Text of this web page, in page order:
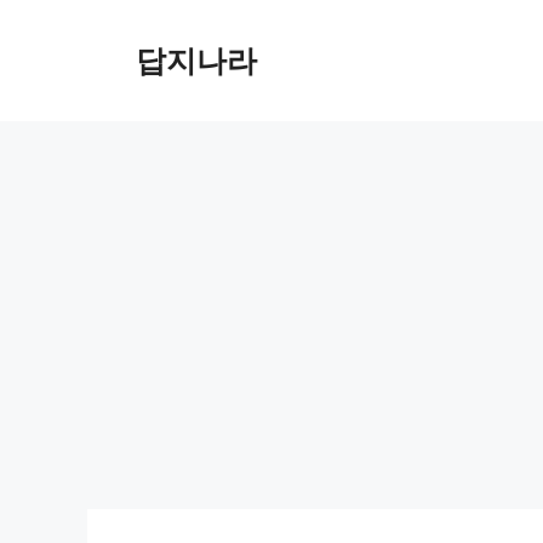
답지나라